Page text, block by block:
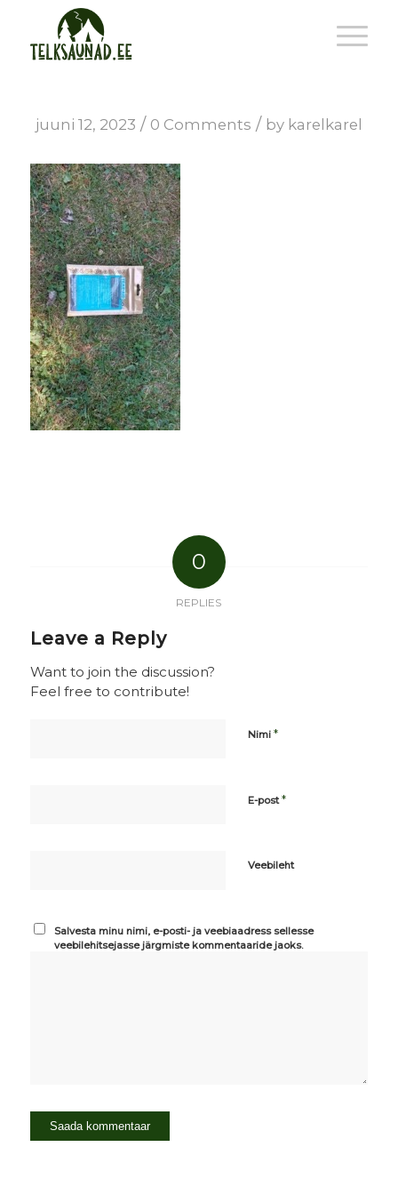
juuni 12, 2023 / 0 Comments / by karelkarel
0
REPLIES
Leave a Reply
Want to join the discussion?
Feel free to contribute!
Nimi *
E-post*
Veebileht
Salvesta minu nimi, e-posti- ja veebiaadress sellesse
veebilehitsejasse järgmiste kommentaaride jaoks.